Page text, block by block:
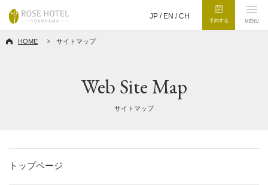
JP / EN /CH
予約する MENU
HOME サイトマップ
Web Site Map
サイトマップ
トップページ